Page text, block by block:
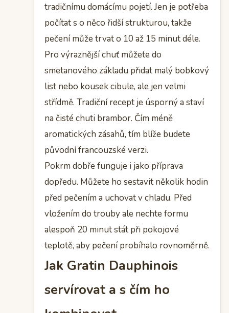
tradičnímu domácímu pojetí. Jen je potřeba
počítat s o něco řidší strukturou, takže
pečení může trvat o 10 až 15 minut déle.
Pro výraznější chuť můžete do
smetanového základu přidat malý bobkový
list nebo kousek cibule, ale jen velmi
střídmě. Tradiční recept je úsporný a staví
na čisté chuti brambor. Čím méně
aromatických zásahů, tím blíže budete
původní francouzské verzi.
Pokrm dobře funguje i jako příprava
dopředu. Můžete ho sestavit několik hodin
před pečením a uchovat v chladu. Před
vložením do trouby ale nechte formu
alespoň 20 minut stát při pokojové
teplotě, aby pečení probíhalo rovnoměrně.
Jak Gratin Dauphinois
servírovat a s čím ho